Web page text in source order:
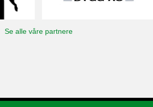
Se alle våre partnere